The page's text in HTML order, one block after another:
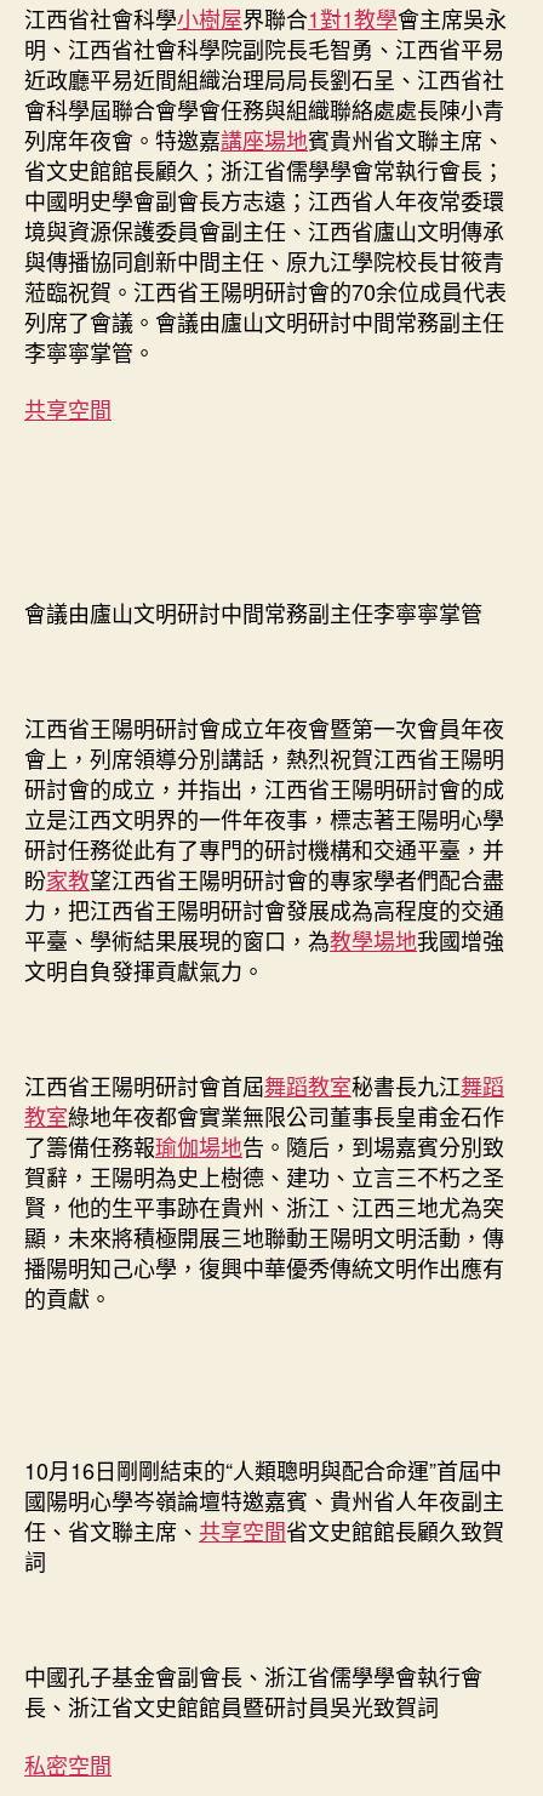
江西省社會科學小樹屋界聯合1對1教學會主席吳永
明、江西省社會科學院副院長毛智勇、江西省平易
近政廳平易近間組織治理局局長劉石呈、江西省社
會科學屆聯合會學會任務與組織聯絡處處長陳小青
列席年夜會。特邀嘉講座場地賓貴州省文聯主席、
省文史館館長顧久；浙江省儒學學會常執行會長；
中國明史學會副會長方志遠；江西省人年夜常委環
境與資源保護委員會副主任、江西省廬山文明傳承
與傳播協同創新中間主任、原九江學院校長甘筱青
蒞臨祝賀。江西省王陽明研討會的70余位成員代表
列席了會議。會議由廬山文明研討中間常務副主任
李寧寧掌管。
共享空間
會議由廬山文明研討中間常務副主任李寧寧掌管
江西省王陽明研討會成立年夜會暨第一次會員年夜
會上，列席領導分別講話，熱烈祝賀江西省王陽明
研討會的成立，并指出，江西省王陽明研討會的成
立是江西文明界的一件年夜事，標志著王陽明心學
研討任務從此有了專門的研討機構和交通平臺，并
盼家教望江西省王陽明研討會的專家學者們配合盡
力，把江西省王陽明研討會發展成為高程度的交通
平臺、學術結果展現的窗口，為教學場地我國增強
文明自負發揮貢獻氣力。
江西省王陽明研討會首屆舞蹈教室秘書長九江舞蹈
教室綠地年夜都會實業無限公司董事長皇甫金石作
了籌備任務報瑜伽場地告。隨后，到場嘉賓分別致
賀辭，王陽明為史上樹德、建功、立言三不朽之圣
賢，他的生平事跡在貴州、浙江、江西三地尤為突
顯，未來將積極開展三地聯動王陽明文明活動，傳
播陽明知己心學，復興中華優秀傳統文明作出應有
的貢獻。
10月16日剛剛結束的“人類聰明與配合命運”首屆中
國陽明心學岑嶺論壇特邀嘉賓、貴州省人年夜副主
任、省文聯主席、 共享空間省文史館館長顧久致賀
詞
中國孔子基金會副會長、浙江省儒學學會執行會
長、浙江省文史館館員暨研討員吳光致賀詞
私密空間